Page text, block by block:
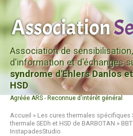
Association de sensibilisation,
d'information et d'échanges
syndrome d'Ehlers Danlos
HSD
Agréée ARS - Reconnue d'intérêt général
Accueil » Les cures thermales spécifiques
thermale SEDh et HSD de BARBOTAN »
InstapadesStudio